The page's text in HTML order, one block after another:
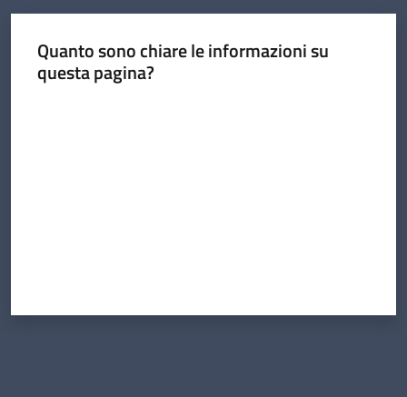
Quanto sono chiare le informazioni su
questa pagina?